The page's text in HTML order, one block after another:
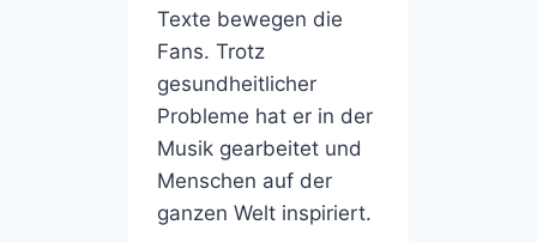
Texte bewegen die
Fans. Trotz
gesundheitlicher
Probleme hat er in der
Musik gearbeitet und
Menschen auf der
ganzen Welt inspiriert.